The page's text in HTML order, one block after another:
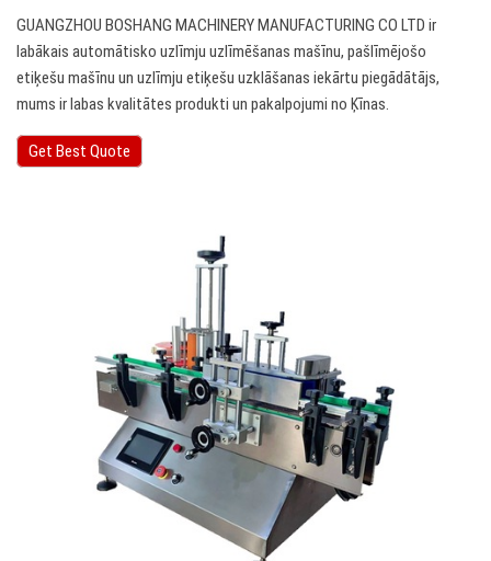
GUANGZHOU BOSHANG MACHINERY MANUFACTURING CO LTD ir
labākais automātisko uzlīmju uzlīmēšanas mašīnu, pašlīmējošo
etiķešu mašīnu un uzlīmju etiķešu uzklāšanas iekārtu piegādātājs,
mums ir labas kvalitātes produkti un pakalpojumi no Ķīnas.
Get Best Quote